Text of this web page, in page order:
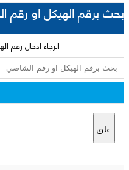
بحث برقم الهيكل او رقم
الرجاء ادخال رقم
غلق